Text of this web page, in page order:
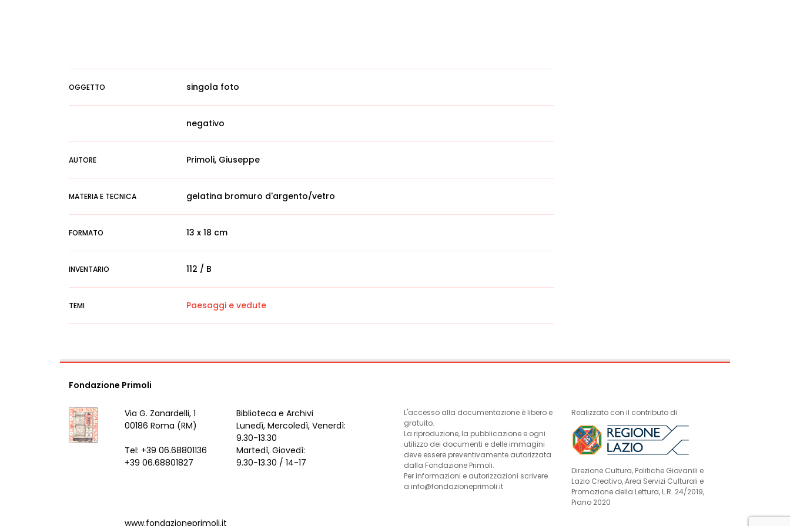
OGGETTO singola foto
negativo
AUTORE Primoli, Giuseppe
MATERIA E TECNICA gelatina bromuro d'argento/vetro
FORMATO 13 x 18 cm
INVENTARIO 112 / B
TEMI Paesaggi e vedute
Fondazione Primoli
Via G. Zanardelli, 1
00186 Roma (RM)
Tel: +39 06.68801136
+39 06.68801827
Biblioteca e Archivi
Lunedì, Mercoledì, Venerdì:
9.30-13.30
Martedì, Giovedì:
9.30-13.30 / 14-17
L'accesso alla documentazione è libero e
gratuito.
La riproduzione, la pubblicazione e ogni
utilizzo dei documenti e delle immagini
deve essere preventivamente autorizzata
dalla Fondazione Primoli.
Per informazioni e autorizzazioni scrivere
a info@fondazioneprimoli.it
Realizzato con il contributo di
Direzione Cultura, Politiche Giovanili e
Lazio Creativo, Area Servizi Culturali e
Promozione della Lettura, L.R. 24/2019,
Piano 2020
www.fondazioneprimoli.it